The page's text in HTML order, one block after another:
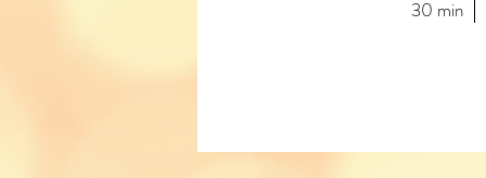
30 min